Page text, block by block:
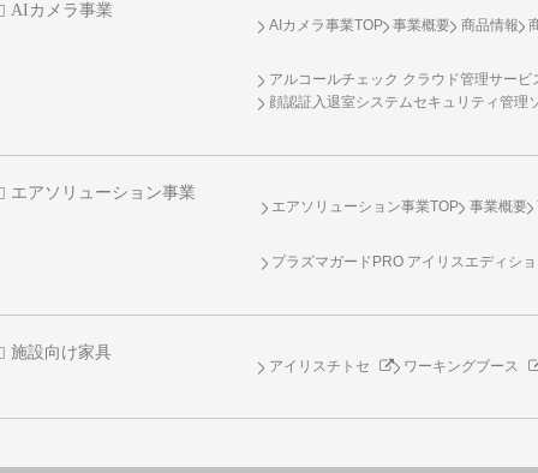
AIカメラ事業
AIカメラ事業TOP 事業概要 商品情報
アルコールチェック クラウド管理サービ
顔認証入退室システムセキュリティ管理
エアソリューション事業
エアソリューション事業TOP 事業概要
プラズマガードPRO アイリスエディシ
施設向け家具
アイリスチトセ ワーキングブース